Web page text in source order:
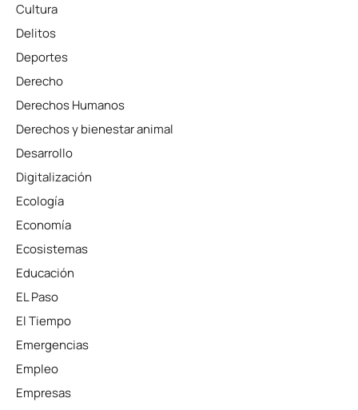
Cultura
Delitos
Deportes
Derecho
Derechos Humanos
Derechos y bienestar animal
Desarrollo
Digitalización
Ecología
Economía
Ecosistemas
Educación
EL Paso
El Tiempo
Emergencias
Empleo
Empresas